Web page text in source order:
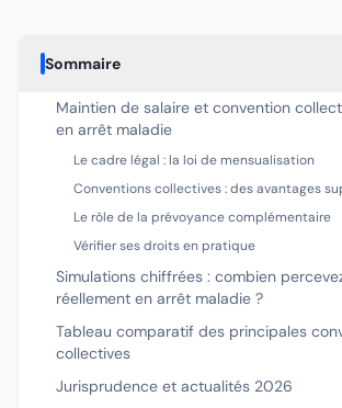
Sommaire
Maintien de salaire et convention
en arrêt maladie
Le cadre légal : la loi de mensualisation
Conventions collectives : des avantages
Le rôle de la prévoyance complémentaire
Vérifier ses droits en pratique
Simulations chiffrées : combien
réellement en arrêt maladie ?
Tableau comparatif des principales
collectives
Jurisprudence et actualités 2026